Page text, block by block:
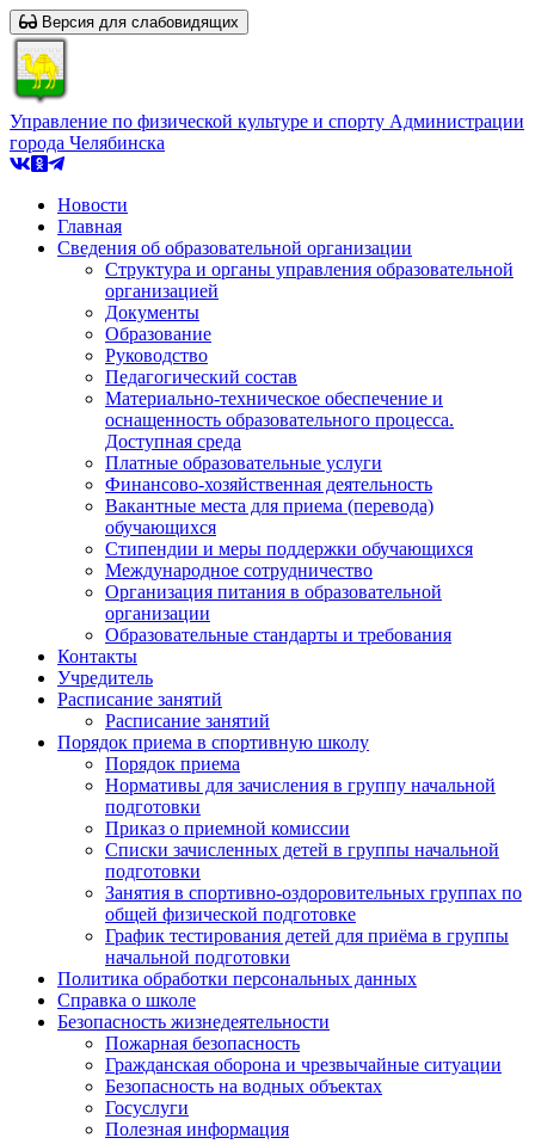
Версия для слабовидящих
Управление по физической культуре и спорту Администрации
города Челябинска
Новости
Главная
Сведения об образовательной организации
Структура и органы управления образовательной
организацией
Документы
Образование
Руководство
Педагогический состав
Материально-техническое обеспечение и
оснащенность образовательного процесса.
Доступная среда
Платные образовательные услуги
Финансово-хозяйственная деятельность
Вакантные места для приема (перевода)
обучающихся
Стипендии и меры поддержки обучающихся
Международное сотрудничество
Организация питания в образовательной
организации
Образовательные стандарты и требования
Контакты
Учредитель
Расписание занятий
Расписание занятий
Порядок приема в спортивную школу
Порядок приема
Нормативы для зачисления в группу начальной
подготовки
Приказ о приемной комиссии
Списки зачисленных детей в группы начальной
подготовки
Занятия в спортивно-оздоровительных группах по
общей физической подготовке
График тестирования детей для приёма в группы
начальной подготовки
Политика обработки персональных данных
Справка о школе
Безопасность жизнедеятельности
Пожарная безопасность
Гражданская оборона и чрезвычайные ситуации
Безопасность на водных объектах
Госуслуги
Полезная информация